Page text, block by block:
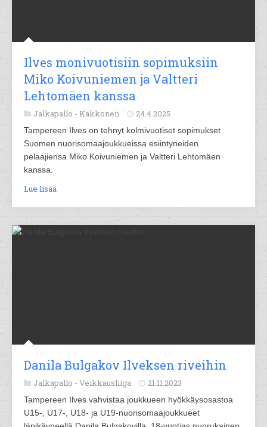
Ilves monivuotisiin sopimuksiin
Miko Koivuniemen ja Valtteri
Lehtomäen kanssa
Jalkapallo - Kakkonen 24.4.2025
Tampereen Ilves on tehnyt kolmivuotiset sopimukset
Suomen nuorisomaajoukkueissa esiintyneiden
pelaajiensa Miko Koivuniemen ja Valtteri Lehtomäen
kanssa.
Lue lisää
Danila Bulgakov Ilveksen riveihin
Jalkapallo - Veikkausliiga 21.11.2023
Tampereen Ilves vahvistaa joukkueen hyökkäysosastoa
U15-, U17-, U18- ja U19-nuorisomaajoukkueet